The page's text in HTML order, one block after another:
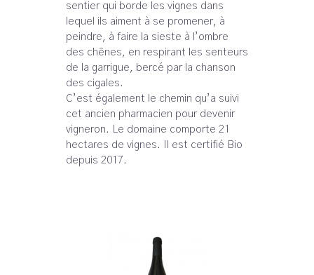
sentier qui borde les vignes dans
lequel ils aiment à se promener, à
peindre, à faire la sieste à l’ombre
des chênes, en respirant les senteurs
de la garrigue, bercé par la chanson
des cigales.
C’est également le chemin qu’a suivi
cet ancien pharmacien pour devenir
vigneron. Le domaine comporte 21
hectares de vignes. Il est certifié Bio
depuis 2017.